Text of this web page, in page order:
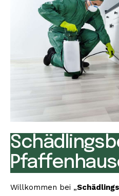
Willkommen bei „